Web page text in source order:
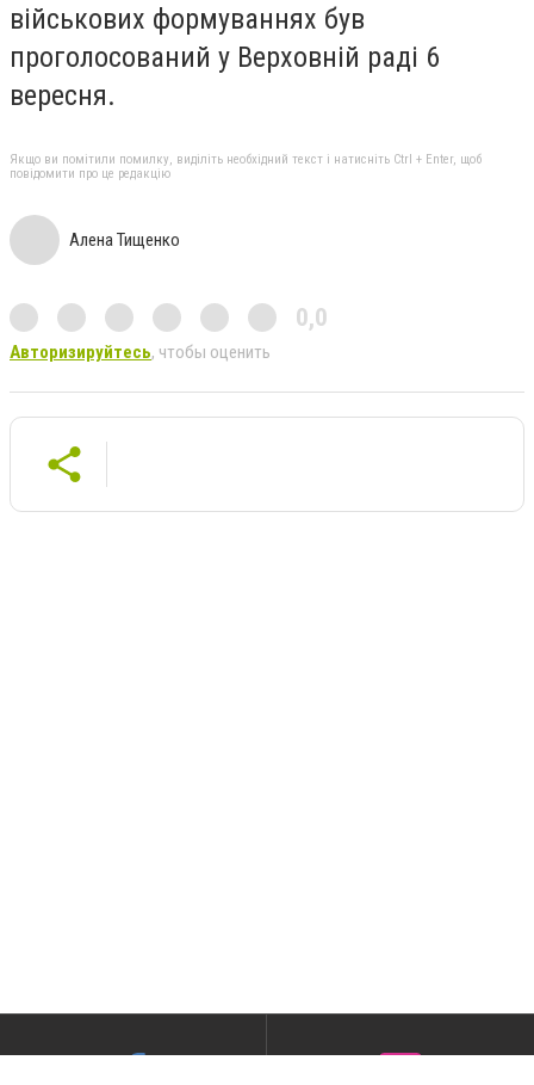
військових формуваннях був
проголосований у Верховній раді 6
вересня.
Якщо ви помітили помилку, виділіть необхідний текст і натисніть Ctrl + Enter, щоб
повідомити про це редакцію
Алена Тищенко
0,0
Авторизируйтесь, чтобы оценить